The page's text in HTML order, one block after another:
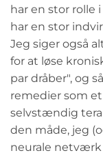
har en stor rolle
har en stor
Jeg siger også
for at løse
par dråber", og
remedier som et
selvstændig
den måde, jeg
neurale